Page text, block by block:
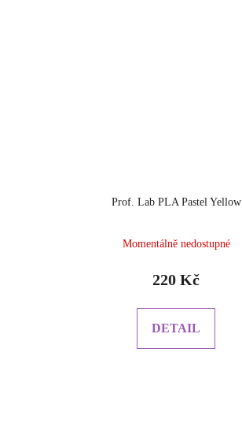
Prof. Lab PLA Pastel Yellow
Momentálně nedostupné
220 Kč
DETAIL